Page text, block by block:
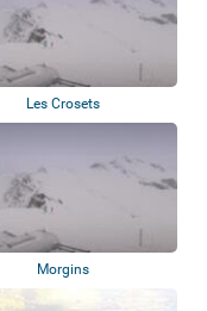
Les Crosets
Morgins